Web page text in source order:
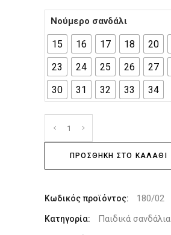
Νούμερο σανδάλι
15 16 17 18 20
23
24 25 26 27
30
31 32 33 34
ΠΡΟΣΘΉΚΗ ΣΤΟ ΚΑΛΆΘΙ
Κωδικός προϊόντος: 180/02
Κατηγορία: Παιδικά σανδάλια